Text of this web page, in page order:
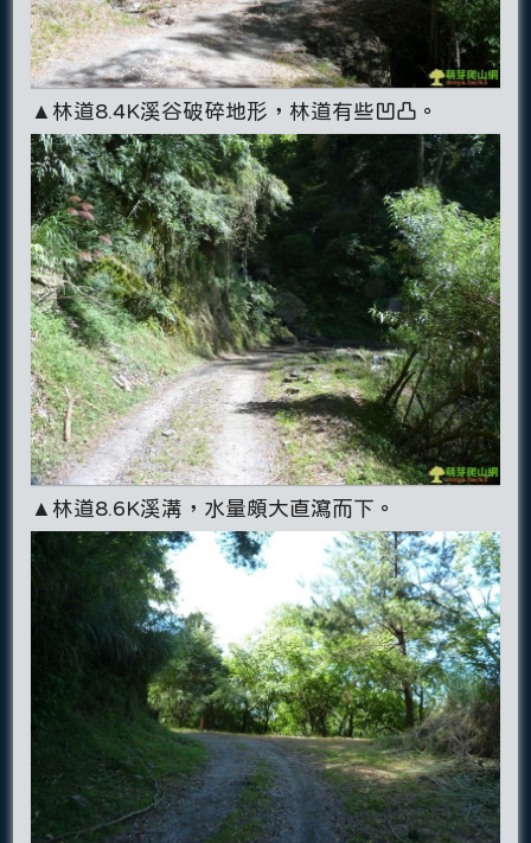
▲林道8.4K溪谷破碎地形，林道有些凹凸。
▲林道8.6K溪溝，水量頗大直瀉而下。